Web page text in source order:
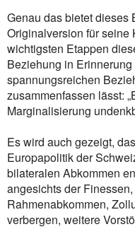
Genau das bietet dieses
Originalversion für seine
wichtigsten Etappen
Beziehung in
spannungsreichen
zusammenfassen lässt:
Marginalisierung
Es wird auch gezeigt,
Europapolitik der
bilateralen Abkommen
angesichts der
Rahmenabkommen,
verbergen, weitere